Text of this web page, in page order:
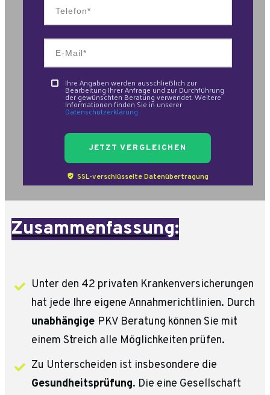
Ihre Angaben werden ausschließlich zur
Bearbeitung Ihrer Anfrage und zur Durchführung
der gewünschten Beratung verwendet. Weitere
Informationen finden Sie in unserer
Datenschutzerklärung
JETZT VERGLEICHEN
SSL-verschlüsselte Datenübertragung
Zusammenfassung:
Unter den 42 privaten Krankenversicherungen
hat jede Ihre eigene Annahmerichtlinien. Durch
unabhängige PKV Beratung können Sie mit
einem Streich alle Möglichkeiten prüfen.
Zu Unterscheiden ist insbesondere die
Gesundheitsprüfung. Die eine Gesellschaft